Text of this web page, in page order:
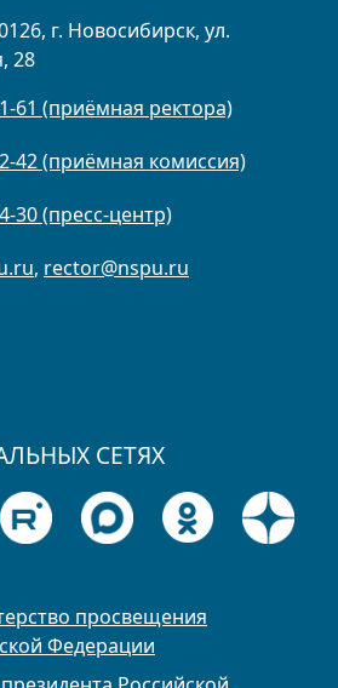
г. Новосибирск, ул.
28
61 (приёмная ректора)
42 (приёмная комиссия)
30 (пресс-центр)
, rector@nspu.ru
СЕТЯХ
просвещения
Федерации